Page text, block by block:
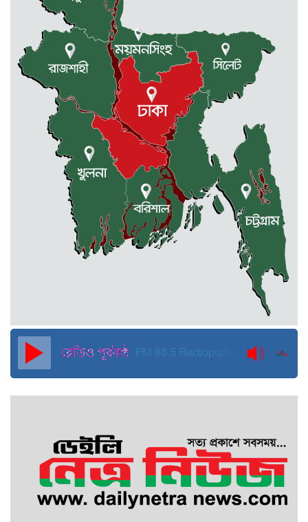
সরকারের ফ্যামিলি কার্ড কার্যক্রম
বাস্তবায়নে ব্যয় ২০০০ কোটি টাকা
মোহনগঞ্জে কর্মস্থলেই অসুস্থ- রক্তবমির পর
প্রাণ গেল স্বাস্থ্য কর্মকর্তার
কুড়িগ্রামে বন্যাদুর্গতদের জন্য বরাদ্দকৃত
৩০ মেট্রিক টন চাল,একমুঠোও জোটেনি
ক্ষতিগ্রস্ত মানুষের ভাগ্যে
জুলাই ব্যবসা ও হাদি ব্যবসা চালু রাখতে
হবে: মাহমুদা মিতু
দুবাইয়ে কারাগার থেকে মুক্তি পেয়েছেন
পুলিশের সাবেক মহাপরিদর্শক বেনজীর
আহমেদ
FM 88.5 Radiopurbakantho